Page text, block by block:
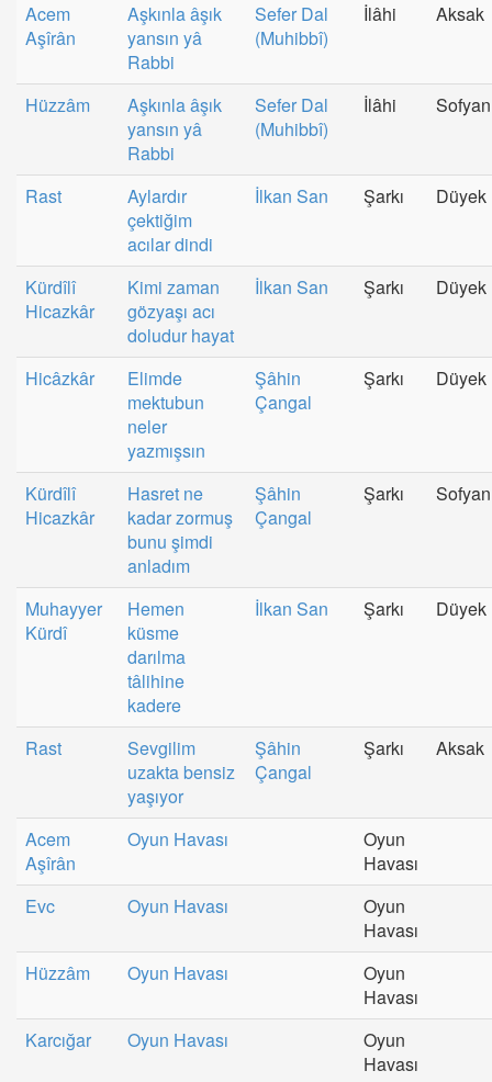
Acem
Aşîrân
Aşkınla âşık
yansın yâ
Rabbi
Sefer Dal
(Muhibbî)
İlâhi Aksak
Hüzzâm
Aşkınla âşık
yansın yâ
Rabbi
Sefer Dal
(Muhibbî)
İlâhi Sofyan
Rast
Aylardır
çektiğim
acılar dindi
İlkan San Şarkı Düyek
Kürdîlî
Hicazkâr
Kimi zaman
gözyaşı acı
doludur hayat
İlkan San Şarkı Düyek
Hicâzkâr
Elimde
mektubun
neler
yazmışsın
Şâhin
Çangal
Şarkı Düyek
Kürdîlî
Hicazkâr
Hasret ne
kadar zormuş
bunu şimdi
anladım
Şâhin
Çangal
Şarkı Sofyan
Muhayyer
Kürdî
Hemen
küsme
darılma
tâlihine
kadere
İlkan San Şarkı Düyek
Rast
Sevgilim
uzakta bensiz
yaşıyor
Şâhin
Çangal
Şarkı Aksak
Acem
Aşîrân
Oyun Havası
Oyun
Havası
Evc
Oyun Havası
Oyun
Havası
Hüzzâm
Oyun Havası
Oyun
Havası
Karcığar
Oyun Havası
Oyun
Havası